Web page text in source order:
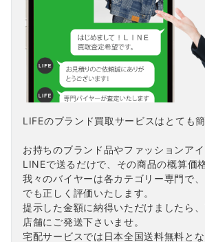
LIFEのブランド買取サービスはとても簡
お持ちのブランド品やファッションア
LINEで送るだけで、その商品の概算価
我々のバイヤーは各カテゴリー専門で
でも正しく評価いたします。
提示した金額に納得いただけましたら
店舗にご発送下さいませ。
宅配サービスでは日本全国送料無料とな